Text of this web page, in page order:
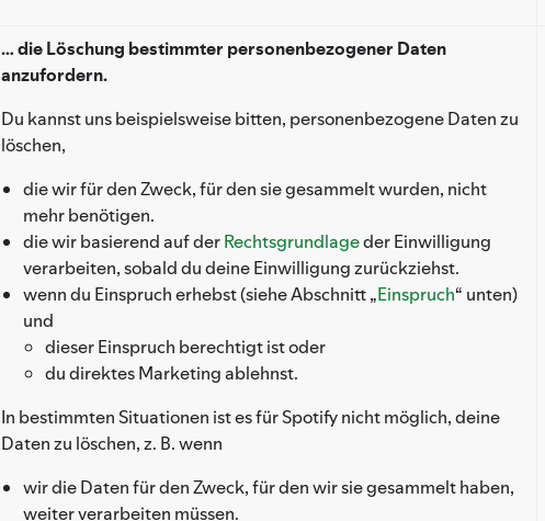
… die Löschung bestimmter personenbezogener Daten
anzufordern.
Du kannst uns beispielsweise bitten, personenbezogene Daten zu
löschen,
die wir für den Zweck, für den sie gesammelt wurden, nicht
mehr benötigen.
die wir basierend auf derRechtsgrundlageder Einwilligung
verarbeiten, sobald du deine Einwilligung zurückziehst.
wenn du Einspruch erhebst (siehe Abschnitt „Einspruch“ unten)
und
dieser Einspruch berechtigt ist oder
du direktes Marketing ablehnst.
In bestimmten Situationen ist es für Spotify nicht möglich, deine
Daten zu löschen, z. B. wenn
wir die Daten für den Zweck, für den wir sie gesammelt haben,
weiter verarbeiten müssen.